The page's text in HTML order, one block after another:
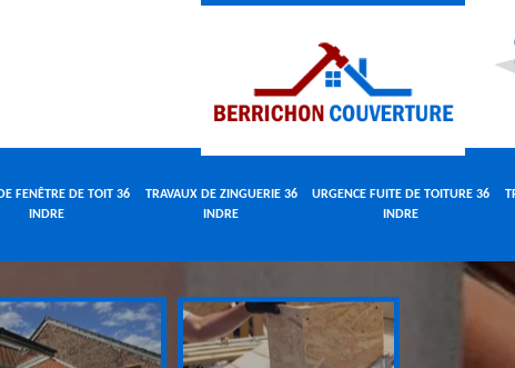
FENÊTRE DE TOIT 36
INDRE
TRAVAUX DE ZINGUERIE 36
INDRE
URGENCE FUITE DE TOITURE 36
INDRE